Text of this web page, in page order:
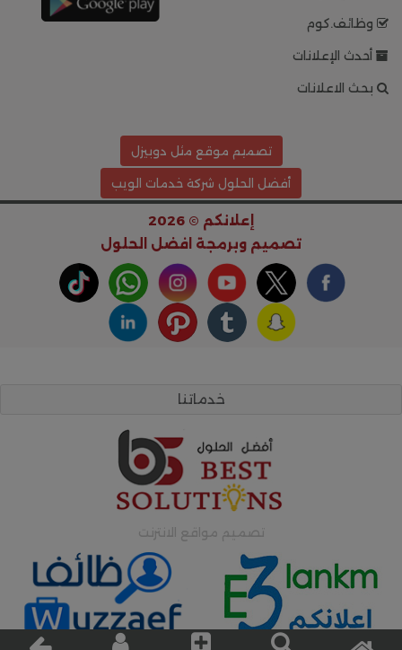
وظائف.كوم
أحدث الإعلانات
بحث الاعلانات
تصميم موقع مثل دوبيزل
أفضل الحلول شركة خدمات الويب
إعلانكم © 2026
تصميم وبرمجة افضل الحلول
خدماتنا
تصميم مواقع الانترنت